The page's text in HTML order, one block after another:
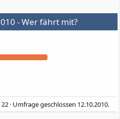
- Wer fährt mit?
22 Umfrage geschlossen 12.10.2010.